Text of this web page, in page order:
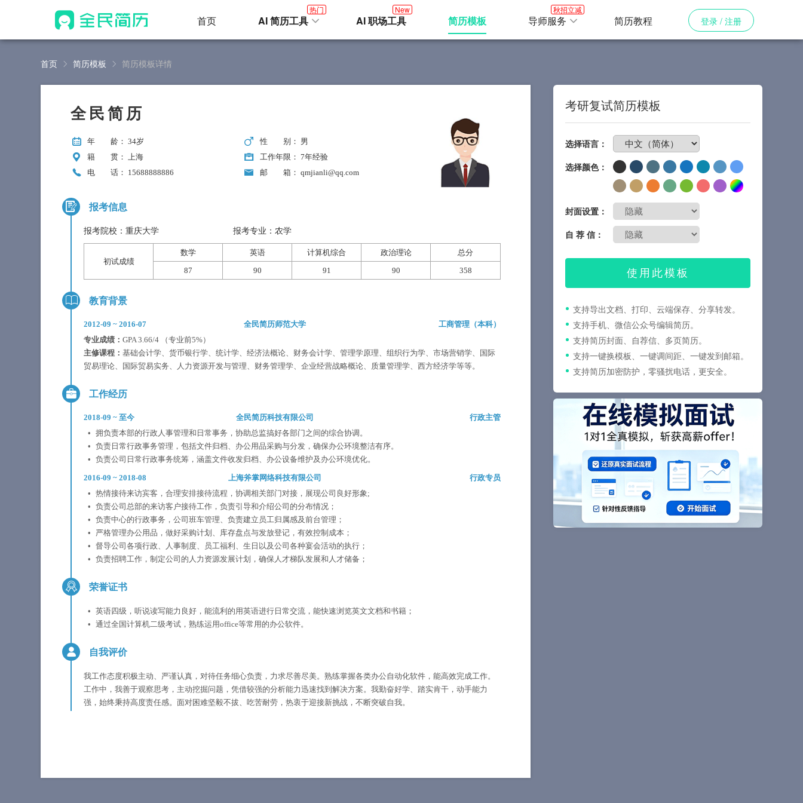
首页 AI 简历工具
热门
AI 职场工具
New
简历模板 导师服务
秋招立减
简历教程 登录 / 注册
首页 简历模板 简历模板详情
考研复试简历模板
选择语言：
选择颜色：
封面设置：
自 荐 信：
使用此模板
支持导出文档、打印、云端保存、分享转发。
支持手机、微信公众号编辑简历。
支持简历封面、自荐信、多页简历。
支持一键换模板、一键调间距、一键发到邮箱。
支持简历加密防护，零骚扰电话，更安全。
全民简历
年 龄 ： 34岁 性 别 ： 男
籍 贯 ： 上海 工作年限 ： 7年经验
电 话 ： 15688888886 邮 箱： qmjianli@qq.com
报考信息
报考院校：重庆大学 报考专业：农学
初试成绩
数学 英语 计算机综合 政治理论
总分
87
90 91 90 358
教育背景
2012-09 ~ 2016-07 全民简历师范大学 工商管理（本科）
专业成绩： GPA 3.66/4 （专业前5%）
主修课程： 基础会计学、货币银行学、统计学、经济法概论、财务会计学、管理学原理、组织行为学、市场营销学、国际
贸易理论、国际贸易实务、人力资源开发与管理、财务管理学、企业经营战略概论、质量管理学、西方经济学等等。
工作经历
2018-09 ~ 至今 全民简历科技有限公司
行政主管
拥负责本部的行政人事管理和日常事务，协助总监搞好各部门之间的综合协调。
负责日常行政事务管理，包括文件归档、办公用品采购与分发，确保办公环境整洁有序。
负责公司日常行政事务统筹，涵盖文件收发归档、办公设备维护及办公环境优化。
2016-09 ~ 2018-08 上海斧掌网络科技有限公司
行政专员
热情接待来访宾客，合理安排接待流程，协调相关部门对接，展现公司良好形象;
负责公司总部的来访客户接待工作，负责引导和介绍公司的分布情况；
负责中心的行政事务，公司班车管理、负责建立员工归属感及前台管理；
严格管理办公用品，做好采购计划、库存盘点与发放登记，有效控制成本；
督导公司各项行政、人事制度、员工福利、生日以及公司各种宴会活动的执行；
负责招聘工作，制定公司的人力资源发展计划，确保人才梯队发展和人才储备；
荣誉证书
英语四级，听说读写能力良好，能流利的用英语进行日常交流，能快速浏览英文文档和书籍；
通过全国计算机二级考试，熟练运用office等常用的办公软件。
自我评价
我工作态度积极主动、严谨认真，对待任务细心负责，力求尽善尽美。熟练掌握各类办公自动化软件，能高效完成工作。
工作中，我善于观察思考，主动挖掘问题，凭借较强的分析能力迅速找到解决方案。我勤奋好学、踏实肯干，动手能力
强，始终秉持高度责任感。面对困难坚毅不拔、吃苦耐劳，热衷于迎接新挑战，不断突破自我。